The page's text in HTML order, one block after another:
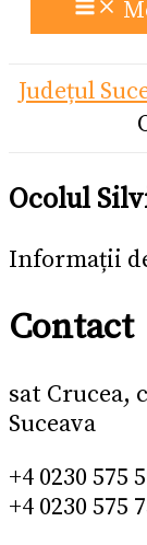
Județul
Ocolul
Informații
Contact
sat Crucea,
Suceava
+4 0230 575
+4 0230 575